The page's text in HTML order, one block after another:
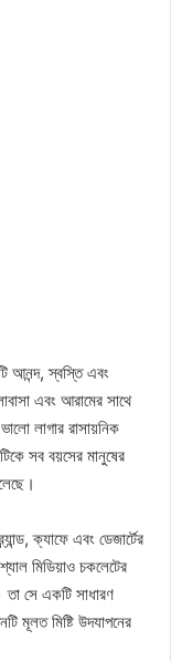
আনন্দ, স্বস্তি এবং
এবং আরামের সাথে
লাগার রাসায়নিক
সব বয়সের মানুষের
ক্যাফে এবং ডেজার্টের
মিডিয়াও চকলেটের
তা সে একটি সাধারণ
মূলত মিষ্টি উদযাপনের